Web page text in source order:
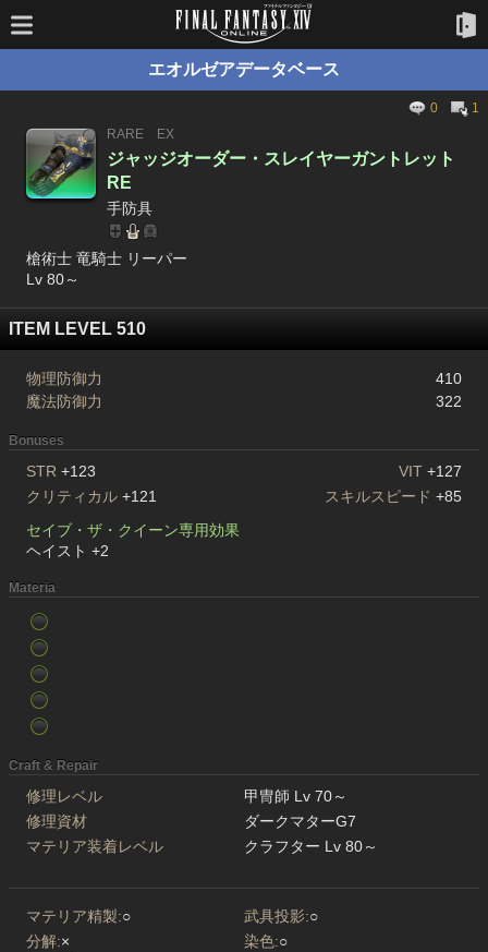
エオルゼアデータベース
0
1
RARE
EX
ジャッジオーダー・スレイヤーガントレット
RE
手防具
槍術士 竜騎士 リーパー
Lv 80～
ITEM LEVEL 510
物理防御力
410
魔法防御力
322
Bonuses
STR +123 VIT +127
クリティカル +121 スキルスピード +85
セイブ・ザ・クイーン専用効果
ヘイスト +2
Materia
Craft & Repair
修理レベル
甲冑師 Lv 70～
修理資材
ダークマターG7
マテリア装着レベル
クラフター Lv 80～
マテリア精製:○ 武具投影:○
分解:× 染色:○